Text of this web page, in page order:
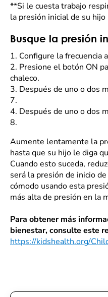
**Si le cuesta trabajo
la presión inicial de su hijo
Busque la presión
1. Configure la frecuencia
2. Presione el botón ON
chaleco.
3. Después de uno o dos
7.
4. Después de uno o dos
8.
Aumente lentamente la
hasta que su hijo le diga
Cuando esto suceda,
será la presión de inicio
cómodo usando esta
más alta de presión en la
Para obtener más
bienestar, consulte este
https://kidshealth.org/